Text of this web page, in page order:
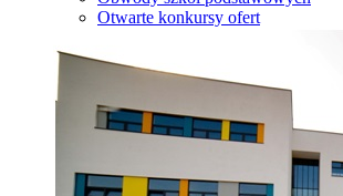
Otwarte konkursy ofert